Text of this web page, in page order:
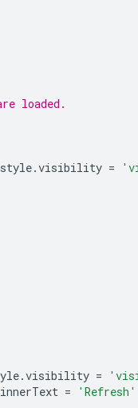
loaded.
style.visibility =
.visibility =
innerText = 'Refresh'